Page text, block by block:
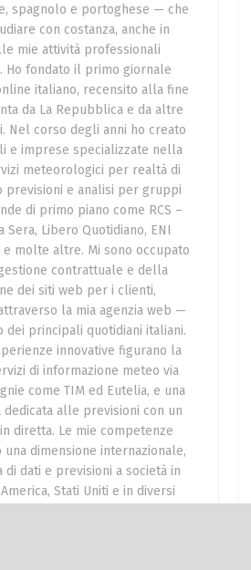
spagnolo e portoghese — che
con costanza, anche in
mie attività professionali
Ho fondato il primo giornale
italiano, recensito alla fine
da La Repubblica e da altre
Nel corso degli anni ho creato
e imprese specializzate nella
meteorologici per realtà di
previsioni e analisi per gruppi
di primo piano come RCS –
Sera, Libero Quotidiano, ENI
e molte altre. Mi sono occupato
contrattuale e della
dei siti web per i clienti,
la mia agenzia web —
dei principali quotidiani italiani.
innovative figurano la
di informazione meteo via
come TIM ed Eutelia, e una
alle previsioni con un
diretta. Le mie competenze
una dimensione internazionale,
dati e previsioni a società in
Stati Uniti e in diversi